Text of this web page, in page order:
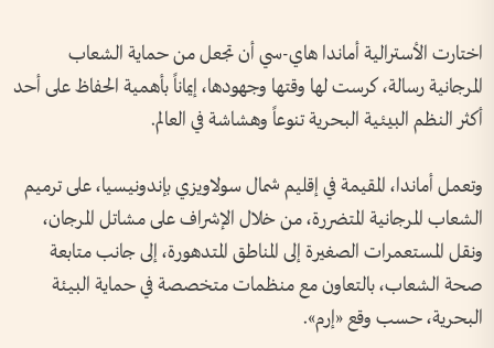
اختارت الأسترالية أماندا هاي-سي أن تجعل من حماية الشعاب
المرجانية رسالة، كرست لها وقتها وجهودها، إيماناً بأهمية الحفاظ على أحد
أكثر النظم البيئية البحرية تنوعاً وهشاشة في العالم.
وتعمل أماندا، المقيمة في إقليم شمال سولاويزي بإندونيسيا، على ترميم
الشعاب المرجانية المتضررة، من خلال الإشراف على مشاتل المرجان،
ونقل المستعمرات الصغيرة إلى المناطق المتدهورة، إلى جانب متابعة
صحة الشعاب، بالتعاون مع منظمات متخصصة في حماية البيئة
البحرية، حسب وقع «إرم».